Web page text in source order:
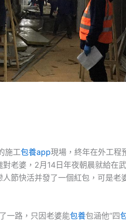
施工包養app現場，終年在外工程
老婆，2月14日年夜朝晨就給在
節快活并發了一個紅包，可是老
一路，只因老婆能包養包涵他“四